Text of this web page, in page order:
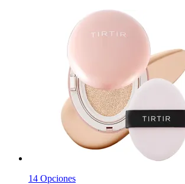
14 Opciones